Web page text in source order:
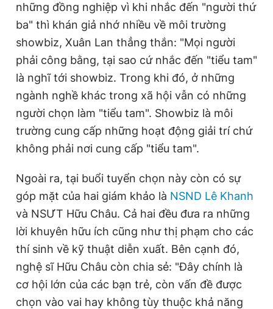
những đồng nghiệp vì khi nhắc đến "người thứ
ba" thì khán giả nhớ nhiều về môi trường
showbiz, Xuân Lan thẳng thắn: "Mọi người
phải công bằng, tại sao cứ nhắc đến "tiểu tam"
là nghĩ tới showbiz. Trong khi đó, ở những
ngành nghề khác trong xã hội vẫn có những
người chọn làm "tiểu tam". Showbiz là môi
trường cung cấp những hoạt động giải trí chứ
không phải nơi cung cấp "tiểu tam".
Ngoài ra, tại buổi tuyển chọn này còn có sự
góp mặt của hai giám khảo là NSND Lê Khanh
và NSƯT Hữu Châu. Cả hai đều đưa ra những
lời khuyên hữu ích cũng như thị phạm cho các
thí sinh về kỹ thuật diễn xuất. Bên cạnh đó,
nghệ sĩ Hữu Châu còn chia sẻ: "Đây chính là
cơ hội lớn của các bạn trẻ, còn vấn đề được
chọn vào vai hay không tùy thuộc khả năng